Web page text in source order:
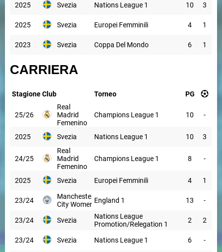
2025 Svezia Nations League 1 10 3
2025 Svezia Europei Femminili 4 1
2023 Svezia Coppa Del Mondo 6 1
CARRIERA
Stagione Club Torneo PG
25/26
Real
Madrid
Femenino
Champions League 1 10 -
2025 Svezia Nations League 1 10 3
24/25
Real
Madrid
Femenino
Champions League 1 8 -
2025 Svezia Europei Femminili 4 1
23/24
Manchester
City Women England 1 13 -
23/24 Svezia
Nations League
Promotion/Relegation 1
2 2
23/24 Svezia Nations League 1 6 -